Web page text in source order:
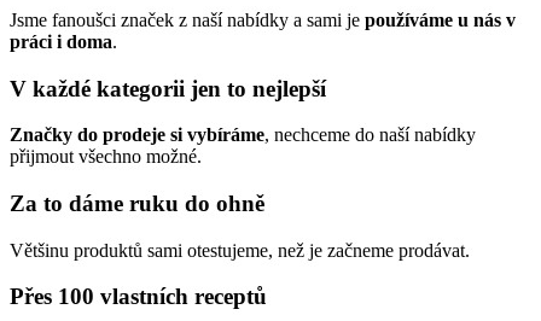
Jsme fanoušci značek z naší nabídky a sami je používáme u nás v
práci i doma.
V každé kategorii jen to nejlepší
Značky do prodeje si vybíráme, nechceme do naší nabídky
přijmout všechno možné.
Za to dáme ruku do ohně
Většinu produktů sami otestujeme, než je začneme prodávat.
Přes 100 vlastních receptů